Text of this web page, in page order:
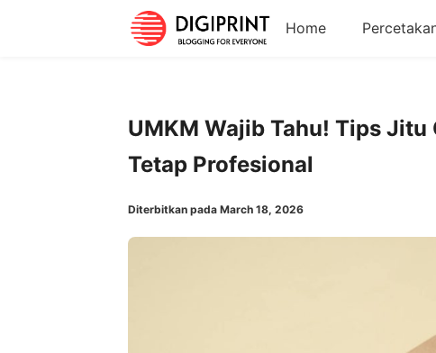
Home
UMKM Wajib Tahu! Tips
Tetap Profesional
Diterbitkan pada March 18, 2026